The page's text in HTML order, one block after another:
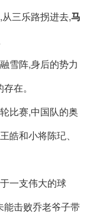
三乐路拐进去,马
雪阵,身后的势力
在。
比赛,中国队的奥
皓和小将陈玘、
一支伟大的球
能击败乔老爷子带